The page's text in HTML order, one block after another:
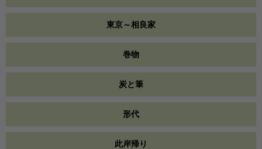
東京～相良家
巻物
炭と筆
形代
此岸帰り